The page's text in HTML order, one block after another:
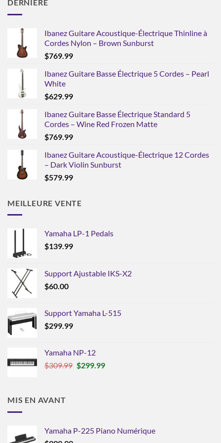
DERNIÈRE
Ibanez Guitare Acoustique-Électrique Thinline à
Cordes Nylon – Brown Sunburst
$769.99
Ibanez Guitare Basse Électrique 5 Cordes – Pearl
White
$629.99
Ibanez Guitare Basse Électrique Standard 5
Cordes – Wine Red Frozen Matte
$769.99
Ibanez Guitare Acoustique-Électrique 12 Cordes
– Dark Violin Sunburst
$579.99
MEILLEURE VENTE
Yamaha LP-1 Pedals
$139.99
Support Ajustable IKS-X2
$60.00
Support Yamaha L-515
$299.99
Yamaha NP-12
$309.99 Le
$299.99Le
MIS EN AVANT
Yamaha P-225 Piano Numérique